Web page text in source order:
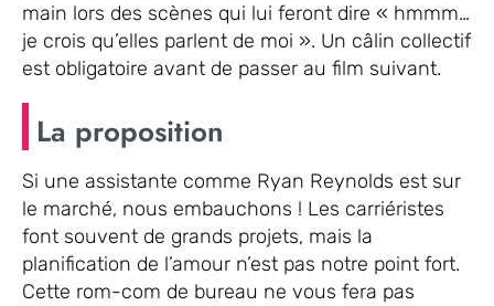
main lors des scènes qui lui feront dire « hmmm…
je crois qu’elles parlent de moi ». Un câlin collectif
est obligatoire avant de passer au film suivant.
La proposition
Si une assistante comme Ryan Reynolds est sur
le marché, nous embauchons ! Les carriéristes
font souvent de grands projets, mais la
planification de l’amour n’est pas notre point fort.
Cette rom-com de bureau ne vous fera pas